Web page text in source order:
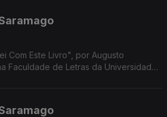
Com Este Livro", por Augusto
Faculdade de Letras da Universidade